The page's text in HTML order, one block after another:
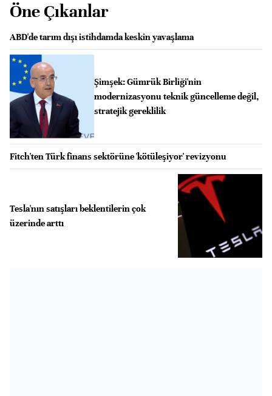
Öne Çıkanlar
ABD'de tarım dışı istihdamda keskin yavaşlama
Şimşek: Gümrük Birliği'nin
modernizasyonu teknik güncelleme değil,
stratejik gereklilik
Fitch'ten Türk finans sektörüne 'kötüleşiyor' revizyonu
Tesla'nın satışları beklentilerin çok
üzerinde arttı